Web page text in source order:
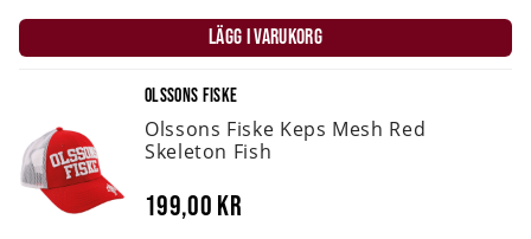
LÄGG I VARUKORG
OLSSONS FISKE
Olssons Fiske Keps Mesh Red
Skeleton Fish
199,00 kr